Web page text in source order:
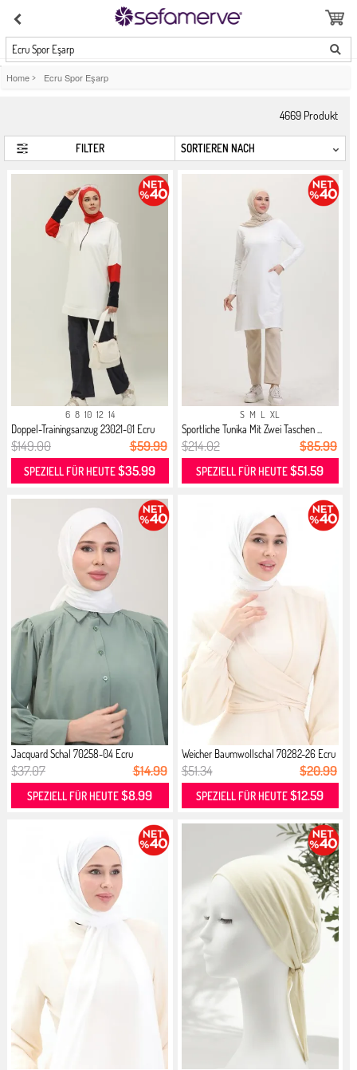
Ecru Spor Eşarp
Home > Ecru Spor Eşarp
4669 Produkt
FILTER
6 8 10 12 14
Doppel-Trainingsanzug 23021-01 Ecru
$149.00 $59.99
SPEZIELL FÜR HEUTE$35.99
S M L XL
Sportliche Tunika Mit Zwei Taschen ...
$214.02 $85.99
SPEZIELL FÜR HEUTE$51.59
Jacquard Schal 70258-04 Ecru
$37.07 $14.99
SPEZIELL FÜR HEUTE$8.99
Weicher Baumwollschal 70282-26 Ecru
$51.34 $20.99
SPEZIELL FÜR HEUTE$12.59